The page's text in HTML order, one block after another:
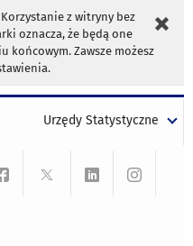
z witryny bez
oznacza, że będą one
końcowym. Zawsze możesz
Urzędy Statystyczne